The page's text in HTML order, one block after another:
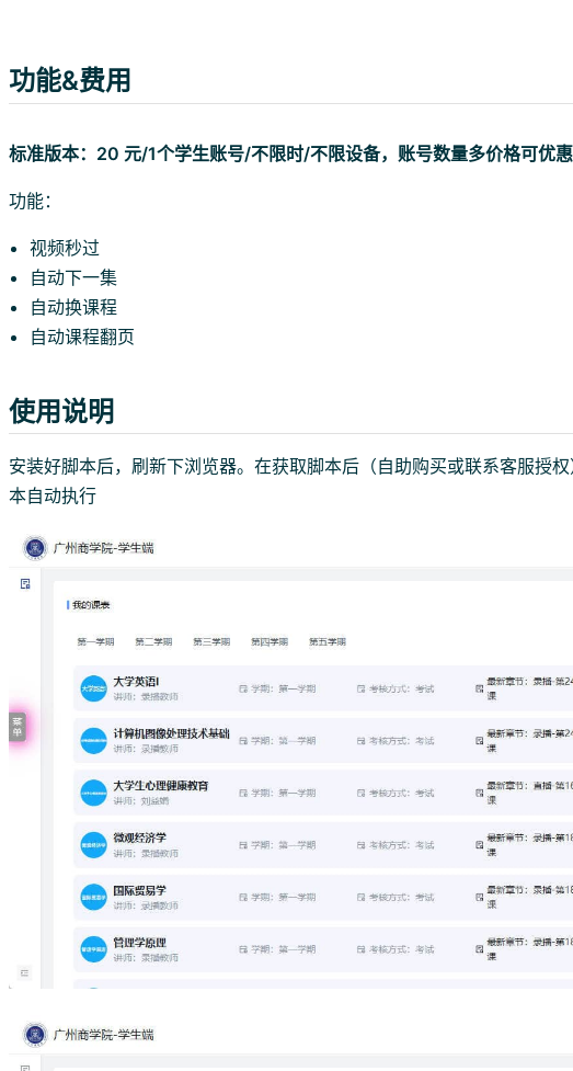
功能&费用
标准版本：20 元/1个学生账号/不限时/不限设备，账号数量多价格可优惠
功能：
视频秒过
自动下一集
自动换课程
自动课程翻页
使用说明
安装好脚本后，刷新下浏览器。在获取脚本后（自助购买或联系客服授
本自动执行